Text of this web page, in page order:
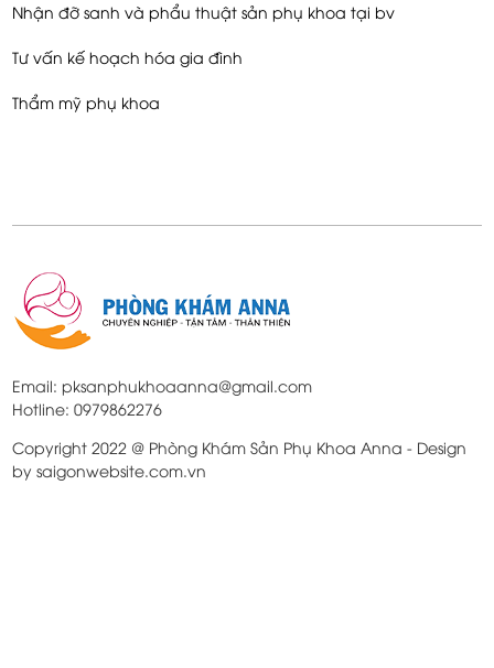
Nhận đỡ sanh và phẩu thuật sản phụ khoa tại bv
Tư vấn kế hoạch hóa gia đình
Thẩm mỹ phụ khoa
Email: pksanphukhoaanna@gmail.com
Hotline: 0979862276
Copyright 2022 @ Phòng Khám Sản Phụ Khoa Anna - Design
by saigonwebsite.com.vn